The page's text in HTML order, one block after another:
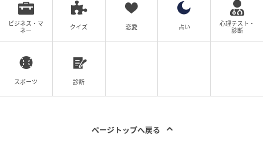
で、読者に寄り添いながら伝えています。「知らなか
った」が「なるほど」に変わる瞬間を大切に執筆中。
【エピソード募集】日常のちょっとした体験、TRILL
でシェアしませんか？【2分で完了・匿名】
#1 お義姉さんたちくるって、私話したよ
ビジネス・マ
ネー
クイズ 恋愛 占い
心理テスト・
診断
スポーツ 診断
ページトップへ戻る